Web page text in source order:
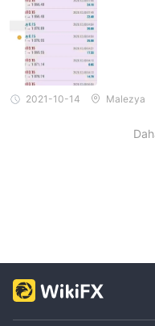
şikayetler, para çekme
gecikmelerden, destek
ve 50 ila 300 $ arasında
hayal kırıklığından
yüksek para çekme
çekmeyle ilgili sorunların
merkezli düzenlenmemiş
ve gözetimden yoksundur.
gösterdiğini ve bu durumun
2021-10-14 Malezya